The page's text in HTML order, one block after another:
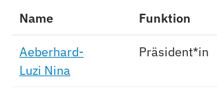
Name Funktion
Aeberhard-
Luzi Nina
Präsident*in